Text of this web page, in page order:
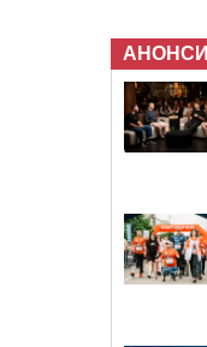
АНОНСИ